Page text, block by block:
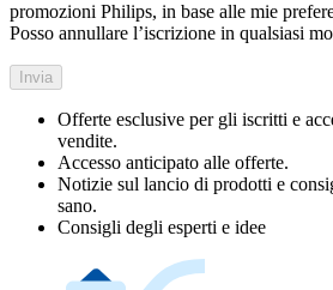
promozioni Philips, in base alle mie
Posso annullare l’iscrizione in qualsiasi
Invia
Offerte esclusive per gli iscritti e
vendite.
Accesso anticipato alle offerte.
Notizie sul lancio di prodotti e
sano.
Consigli degli esperti e idee